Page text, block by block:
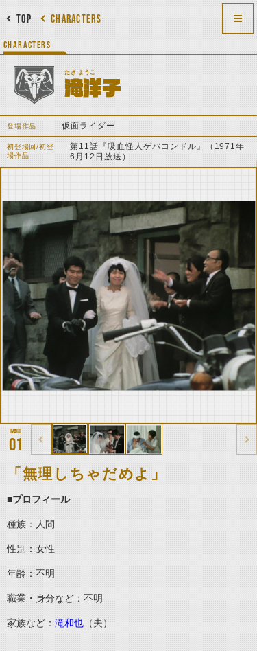
CHARACTERS
TOP
CHARACTERS
たき ようこ
滝洋子
登場作品 仮面ライダー
初登場回/初登
場作品
第11話『吸血怪人ゲバコンドル』（1971年
6月12日放送）
01
「無理しちゃだめよ」
■プロフィール
種族：人間
性別：女性
年齢：不明
職業・身分など：不明
家族など： 滝和也 （夫）